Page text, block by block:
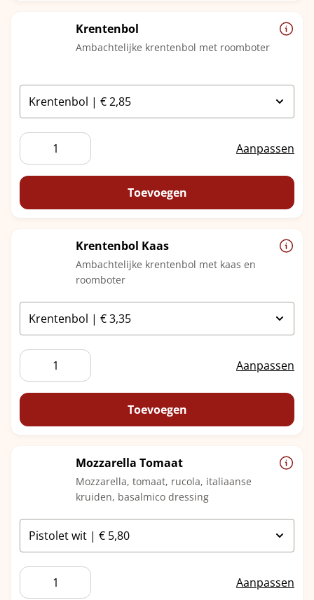
Krentenbol
Ambachtelijke krentenbol met roomboter
Krentenbol
aantal
Aanpassen
Toevoegen
Krentenbol Kaas
Ambachtelijke krentenbol met kaas en
roomboter
Krentenbol
Kaas
aantal
Aanpassen
Toevoegen
Mozzarella Tomaat
Mozzarella, tomaat, rucola, italiaanse
kruiden, basalmico dressing
Mozzarella
Tomaat
Aanpassen